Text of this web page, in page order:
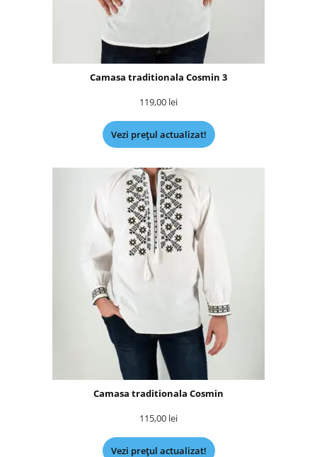
Camasa traditionala Cosmin 3
119,00 lei
Vezi prețul actualizat!
Camasa traditionala Cosmin
115,00 lei
Vezi prețul actualizat!